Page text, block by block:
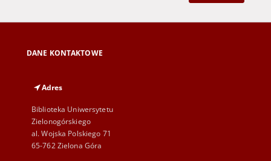
DANE KONTAKTOWE
Adres
Biblioteka Uniwersytetu
Zielonogórskiego
al. Wojska Polskiego 71
65-762 Zielona Góra